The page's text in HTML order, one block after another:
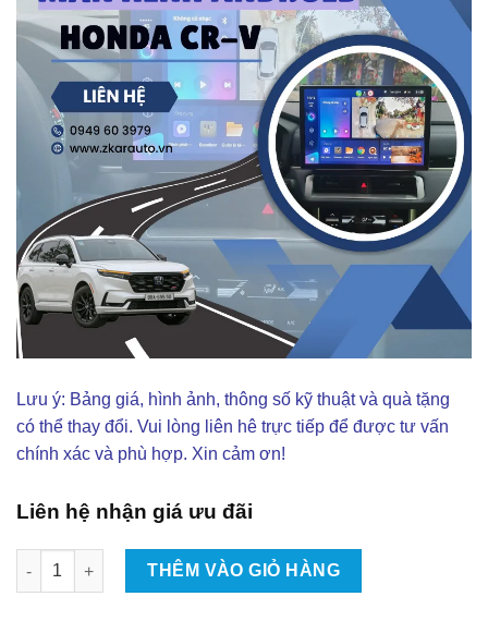
Lưu ý: Bảng giá, hình ảnh, thông số kỹ thuật và quà tặng
có thể thay đổi. Vui lòng liên hê trực tiếp để được tư vấn
chính xác và phù hợp. Xin cảm ơn!
Liên hệ nhận giá ưu đãi
Lắp Màn Hình Android Xe Honda CRV Tại TPHCM số lượng
THÊM VÀO GIỎ HÀNG